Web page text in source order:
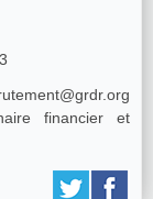
financier et